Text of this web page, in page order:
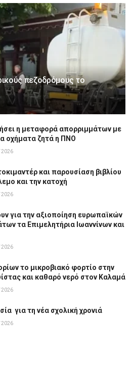
πεζοδρόμους το
η μεταφορά απορριμμάτων με
οχήματα ζητά η ΠΝΟ
2026
και παρουσίαση βιβλίου
και την κατοχή
2026
για την αξιοποίηση ευρωπαϊκών
τα Επιμελητήρια Ιωαννίνων και
2026
το μικροβιακό φορτίο στην
και καθαρό νερό στον Καλαμά
2026
για τη νέα σχολική χρονιά
2026